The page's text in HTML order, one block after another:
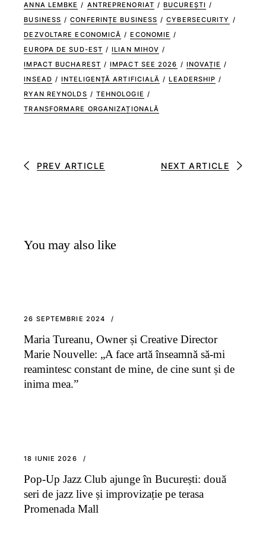
ANNA LEMBKE / ANTREPRENORIAT / BUCUREȘTI /
BUSINESS / CONFERINȚE BUSINESS / CYBERSECURITY /
DEZVOLTARE ECONOMICĂ / ECONOMIE /
EUROPA DE SUD-EST / ILIAN MIHOV /
IMPACT BUCHAREST / IMPACT SEE 2026 / INOVAȚIE /
INSEAD / INTELIGENȚĂ ARTIFICIALĂ / LEADERSHIP /
RYAN REYNOLDS / TEHNOLOGIE /
TRANSFORMARE ORGANIZAȚIONALĂ
PREV ARTICLE NEXT ARTICLE
You may also like
26 SEPTEMBRIE 2024
Maria Tureanu, Owner și Creative Director
Marie Nouvelle: „A face artă înseamnă să-mi
reamintesc constant de mine, de cine sunt și de
inima mea.”
18 IUNIE 2026
Pop-Up Jazz Club ajunge în București: două
seri de jazz live și improvizație pe terasa
Promenada Mall